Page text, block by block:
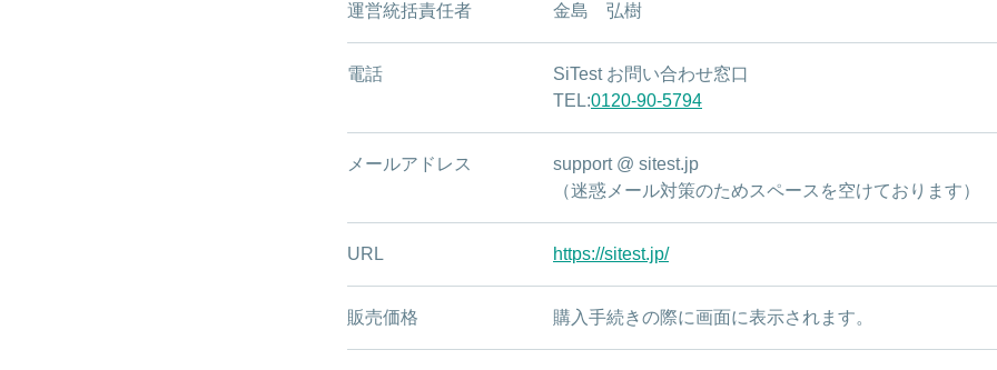
運営統括責任者 金島 弘樹
電話
SiTest お問い合わせ窓口
TEL:0120-90-5794
メールアドレス
support @ sitest.jp
（迷惑メール対策のためスペースを空けております）
URL https://sitest.jp/
販売価格 購入手続きの際に画面に表示されます。